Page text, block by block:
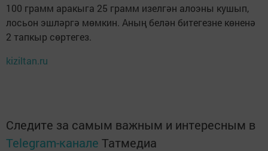
100 грамм аракыга 25 грамм изелгән алоэны кушып,
лосьон эшләргә мөмкин. Аның белән битегезне көненә
2 тапкыр сөртегез.
kiziltan.ru
Следите за самым важным и интересным в
Telegram-канале Татмедиа